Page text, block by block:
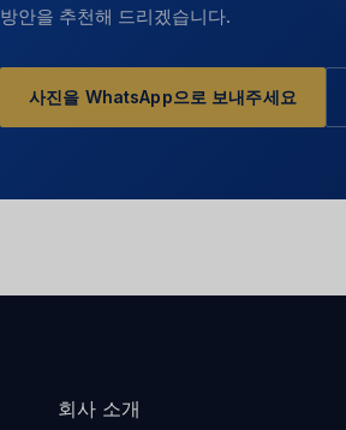
방안을 추천해 드리겠습니다.
사진을 WhatsApp으로 보내주세요
회사 소개